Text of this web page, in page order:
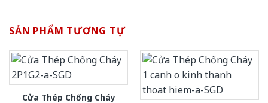
SẢN PHẨM TƯƠNG TỰ
Cửa Thép Chống Cháy